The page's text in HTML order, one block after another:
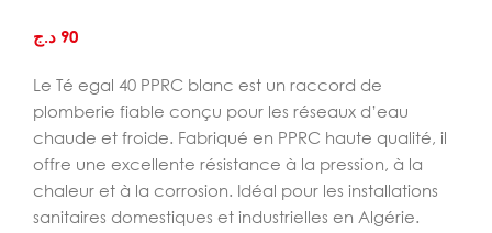
90 د.ج
Le Té egal 40 PPRC blanc est un raccord de
plomberie fiable conçu pour les réseaux d’eau
chaude et froide. Fabriqué en PPRC haute qualité, il
offre une excellente résistance à la pression, à la
chaleur et à la corrosion. Idéal pour les installations
sanitaires domestiques et industrielles en Algérie.